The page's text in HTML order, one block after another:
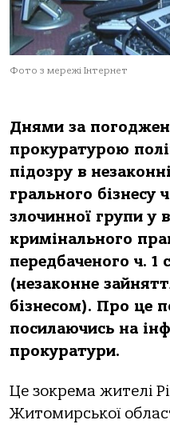
Фото з мережі Інтернет
Днями за
прокуратурою
підозру в
грального бізнесу
злочинної групи у
кримінального
передбаченого ч. 1
(незаконне
бізнесом). Про це
посилаючись на
прокуратури.
Це зокрема жителі
Житомирської